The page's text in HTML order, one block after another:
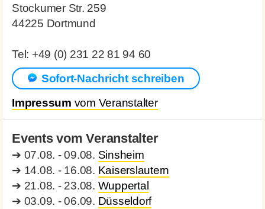
Stockumer Str. 259
44225 Dortmund
Tel: +49 (0) 231 22 81 94 60
Sofort-Nachricht schreiben
Impressum vom Veranstalter
Events vom Veranstalter
➔ 07.08. - 09.08. Sinsheim
➔ 14.08. - 16.08. Kaiserslautern
➔ 21.08. - 23.08. Wuppertal
➔ 03.09. - 06.09. Düsseldorf